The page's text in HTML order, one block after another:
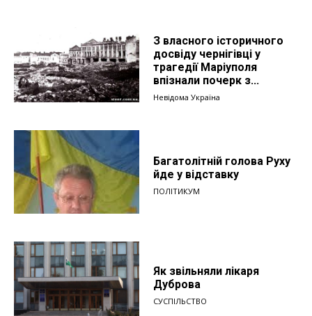
З власного історичного
досвіду чернігівці у
трагедії Маріуполя
впізнали почерк з...
Невідома Україна
Багатолітній голова Руху
йде у відставку
ПОЛІТИКУМ
Як звільняли лікаря
Дуброва
СУСПІЛЬСТВО